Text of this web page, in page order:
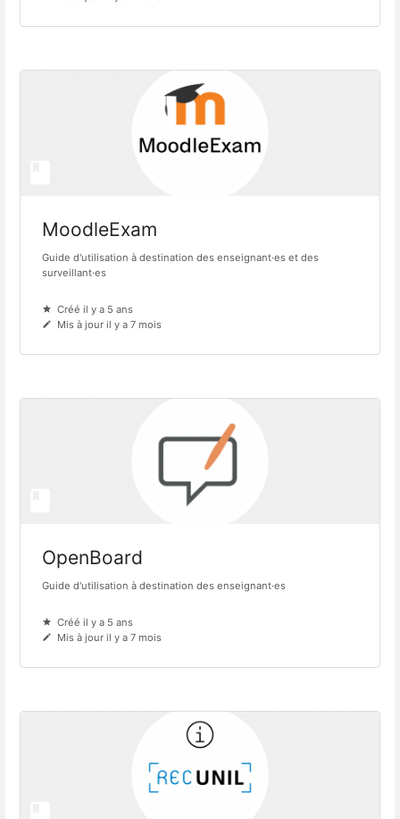
MoodleExam
Guide d'utilisation à destination des enseignant·es et des
surveillant·es
Créé il y a 5 ans
Mis à jour il y a 7 mois
OpenBoard
Guide d'utilisation à destination des enseignant·es
Créé il y a 5 ans
Mis à jour il y a 7 mois